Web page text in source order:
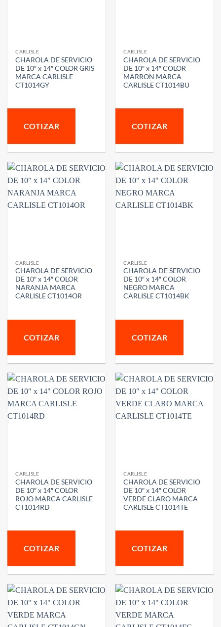
CARLISLE
CHAROLA DE SERVICIO
DE 10″ x 14″ COLOR GRIS
MARCA CARLISLE
CT1014GY
COTIZAR
CARLISLE
CHAROLA DE SERVICIO
DE 10″ x 14″ COLOR
MARRON MARCA
CARLISLE CT1014BU
COTIZAR
CARLISLE
CHAROLA DE SERVICIO
DE 10″ x 14″ COLOR
NARANJA MARCA
CARLISLE CT1014OR
COTIZAR
CARLISLE
CHAROLA DE SERVICIO
DE 10″ x 14″ COLOR
NEGRO MARCA
CARLISLE CT1014BK
COTIZAR
CARLISLE
CHAROLA DE SERVICIO
DE 10″ x 14″ COLOR
ROJO MARCA CARLISLE
CT1014RD
COTIZAR
CARLISLE
CHAROLA DE SERVICIO
DE 10″ x 14″ COLOR
VERDE CLARO MARCA
CARLISLE CT1014TE
COTIZAR